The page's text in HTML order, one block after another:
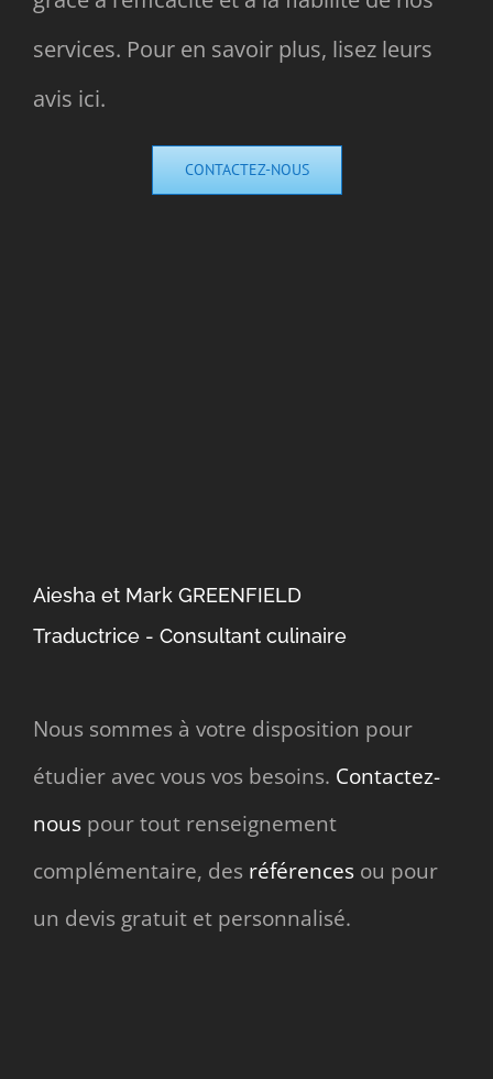
services. Pour en savoir plus, lisez leurs
avis ici.
CONTACTEZ-NOUS
Aiesha et Mark GREENFIELD
Traductrice - Consultant culinaire
Nous sommes à votre disposition pour
étudier avec vous vos besoins. Contactez-
nouspour tout renseignement
complémentaire, des référencesou pour
un devis gratuit et personnalisé.